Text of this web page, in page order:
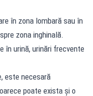
în zona lombară sau în
zona inghinală.
în urină, urinări frecvente
este necesară
poate exista și o